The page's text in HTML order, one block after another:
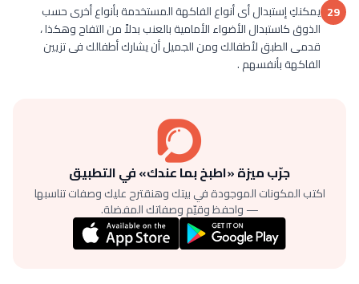
29 يمكنكِ إستبدال أى أنواع الفاكهة المستخدمة بأنواع أخرى حسب
الذوق كاستبدال الأضواء الأمامية بالعنب بدلاً من التفاح وهكذا ،
قدمى الطبق لأطفالك ومن الجميل أن يشارك أطفالك فى تزيين
الفاكهة بأنفسهم .
جرّب ميزة «اطبخ بما عندك» في التطبيق
اكتب المكونات الموجودة في بيتك وهنقترح عليك وصفات تناسبها
— واحفظ وقيّم وصفاتك المفضلة.